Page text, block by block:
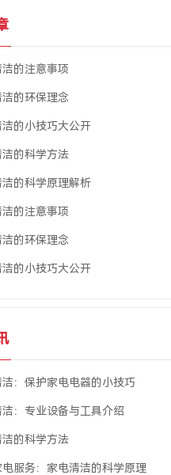
洁的注意事项
洁的环保理念
洁的小技巧大公开
洁的科学方法
洁的科学原理解析
洁的注意事项
洁的环保理念
洁的小技巧大公开
洁：保护家电电器的小技巧
洁：专业设备与工具介绍
洁的科学方法
服务：家电清洁的科学原理